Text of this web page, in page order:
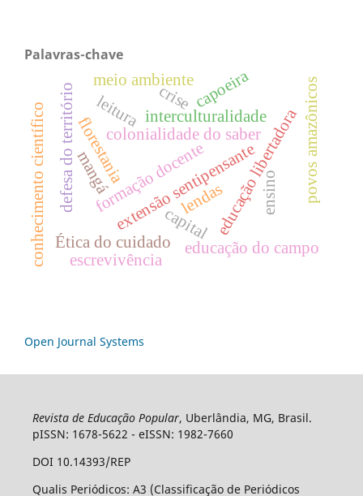
Palavras-chave
extensão sentipensante
colonialidade do saber
educação libertadora
florestania
Ética do cuidado educação do campo
interculturalidade
formação docente
defesa do território crise
capital
meio ambiente
conhecimento científico ensino
escrevivência
mangá
leitura
capoeira
lendas povos amazônicos
Open Journal Systems
Revista de Educação Popular, Uberlândia, MG, Brasil.
pISSN: 1678-5622 - eISSN: 1982-7660
DOI 10.14393/REP
Qualis Periódicos: A3 (Classificação de Periódicos